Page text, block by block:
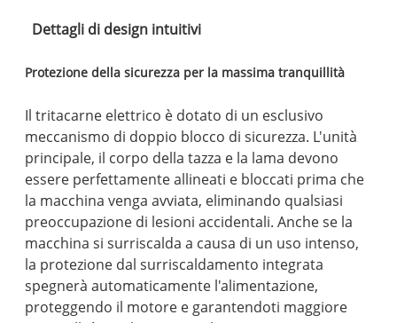
Dettagli di design intuitivi
Protezione della sicurezza per la massima tranquillità
Il tritacarne elettrico è dotato di un esclusivo
meccanismo di doppio blocco di sicurezza. L'unità
principale, il corpo della tazza e la lama devono
essere perfettamente allineati e bloccati prima che
la macchina venga avviata, eliminando qualsiasi
preoccupazione di lesioni accidentali. Anche se la
macchina si surriscalda a causa di un uso intenso,
la protezione dal surriscaldamento integrata
spegnerà automaticamente l'alimentazione,
proteggendo il motore e garantendoti maggiore